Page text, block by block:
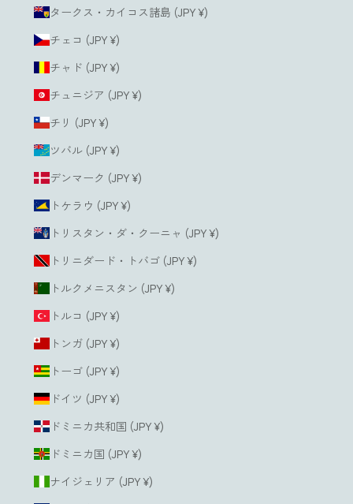
タークス・カイコス諸島 (JPY ¥)
チェコ (JPY ¥)
チャド (JPY ¥)
チュニジア (JPY ¥)
チリ (JPY ¥)
ツバル (JPY ¥)
デンマーク (JPY ¥)
トケラウ (JPY ¥)
トリスタン・ダ・クーニャ (JPY ¥)
トリニダード・トバゴ (JPY ¥)
トルクメニスタン (JPY ¥)
トルコ (JPY ¥)
トンガ (JPY ¥)
トーゴ (JPY ¥)
ドイツ (JPY ¥)
ドミニカ共和国 (JPY ¥)
ドミニカ国 (JPY ¥)
ナイジェリア (JPY ¥)